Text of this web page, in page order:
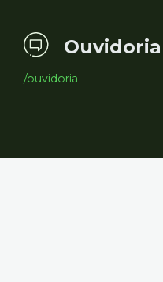
Ouvidoria
/ouvidoria